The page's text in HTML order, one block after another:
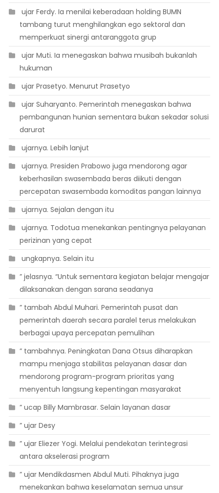
 ujar Ferdy. Ia menilai keberadaan holding BUMN
tambang turut menghilangkan ego sektoral dan
memperkuat sinergi antaranggota grup
 ujar Muti. Ia menegaskan bahwa musibah bukanlah
hukuman
 ujar Prasetyo. Menurut Prasetyo
 ujar Suharyanto. Pemerintah menegaskan bahwa
pembangunan hunian sementara bukan sekadar solusi
darurat
 ujarnya. Lebih lanjut
 ujarnya. Presiden Prabowo juga mendorong agar
keberhasilan swasembada beras diikuti dengan
percepatan swasembada komoditas pangan lainnya
 ujarnya. Sejalan dengan itu
 ujarnya. Todotua menekankan pentingnya pelayanan
perizinan yang cepat
 ungkapnya. Selain itu
” jelasnya. “Untuk sementara kegiatan belajar mengajar
dilaksanakan dengan sarana seadanya
” tambah Abdul Muhari. Pemerintah pusat dan
pemerintah daerah secara paralel terus melakukan
berbagai upaya percepatan pemulihan
” tambahnya. Peningkatan Dana Otsus diharapkan
mampu menjaga stabilitas pelayanan dasar dan
mendorong program-program prioritas yang
menyentuh langsung kepentingan masyarakat
” ucap Billy Mambrasar. Selain layanan dasar
” ujar Desy
” ujar Eliezer Yogi. Melalui pendekatan terintegrasi
antara akselerasi program
” ujar Mendikdasmen Abdul Muti. Pihaknya juga
menekankan bahwa keselamatan semua unsur